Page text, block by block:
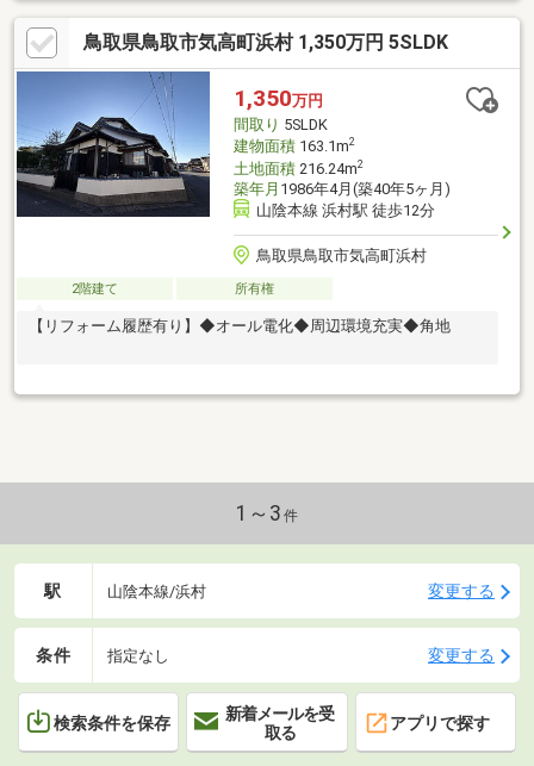
鳥取県鳥取市気高町浜村 1,350万円 5SLDK
1,350万円
間取り 5SLDK
建物面積163.1m2
土地面積216.24m2
築年月 1986年4月(築40年5ヶ月)
山陰本線 浜村駅 徒歩12分
鳥取県鳥取市気高町浜村
2階建て 所有権
【リフォーム履歴有り】◆オール電化◆周辺環境充実◆角地
1～3 件
駅 山陰本線/浜村 変更する
条件 指定なし 変更する
検索条件を保存
新着メールを受
取る
アプリで探す